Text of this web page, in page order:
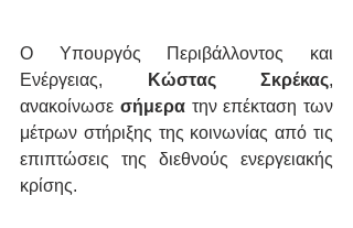
Ο Υπουργός Περιβάλλοντος και
Ενέργειας,
Κώστας Σκρέκας,
ανακοίνωσε σήμερα την επέκταση των
μέτρων στήριξης της κοινωνίας από τις
επιπτώσεις της διεθνούς ενεργειακής
κρίσης.